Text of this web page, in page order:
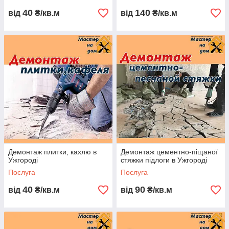
шпалер. Даний
візерунком - з
цього майстер робив добірку візерунка. Після поклейки
шпалер майстер поклеїв багети і зробив монтаж плінтуса.
Квадратура кімнати 50 м2. Поклейка шпалер була виконана
Наша команда фахівців працює тільки з якісними
матеріалами. Використовують сучасні технології в будівництві
і ремонті.
телефону. Фахівецьбудівельної
компанії "Майстер дім"
від 40 ₴/кв.м від 140 ₴/кв.м
Демонтаж плитки, кахлю в
Ужгороді
Послуга
від 40 ₴/кв.м
Демонтаж цементно-піщаної
стяжки підлоги в Ужгороді
Послуга
від 90 ₴/кв.м